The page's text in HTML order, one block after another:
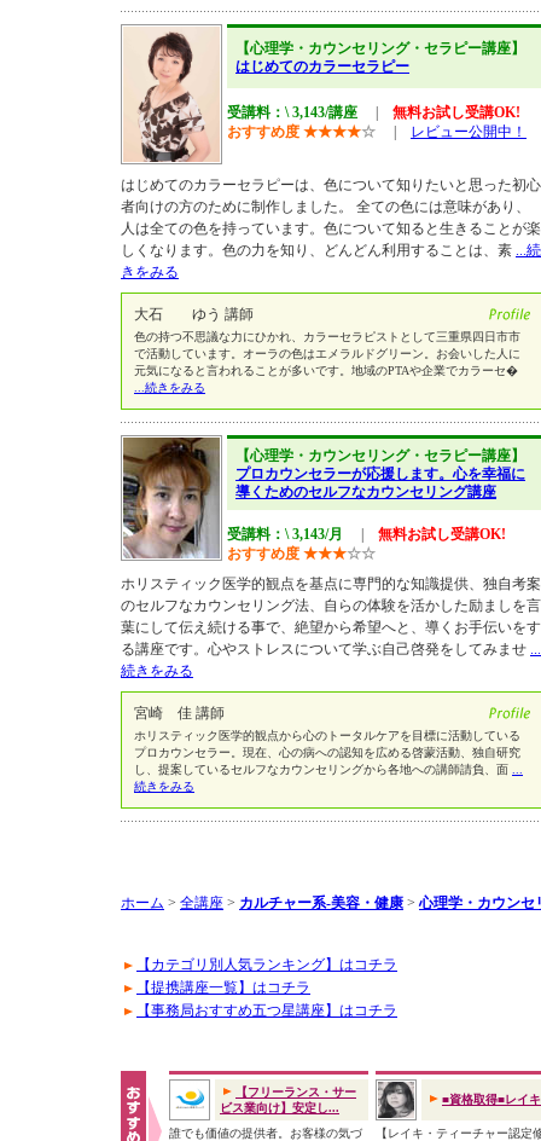
【心理学・カウンセリング・セラピー講座】
はじめてのカラーセラピー
受講料：\ 3,143/講座
無料お試し受講OK!
おすすめ度 ★★★★☆ レビュー公開中！
はじめてのカラーセラピーは、色について知りたいと思った初心
者向けの方のために制作しました。 全ての色には意味があり、
人は全ての色を持っています。色について知ると生きることが楽
しくなります。色の力を知り、どんどん利用することは、素 ...続
きをみる
大石 ゆう 講師
色の持つ不思議な力にひかれ、カラーセラピストとして三重県四日市市
で活動しています。オーラの色はエメラルドグリーン。お会いした人に
元気になると言われることが多いです。地域のPTAや企業でカラーセ�
...続きをみる
【心理学・カウンセリング・セラピー講座】
プロカウンセラーが応援します。心を幸福に
導くためのセルフなカウンセリング講座
受講料：\ 3,143/月
無料お試し受講OK!
おすすめ度 ★★★☆☆
ホリスティック医学的観点を基点に専門的な知識提供、独自考案
のセルフなカウンセリング法、自らの体験を活かした励ましを言
葉にして伝え続ける事で、絶望から希望へと、導くお手伝いをす
る講座です。心やストレスについて学ぶ自己啓発をしてみませ ...
続きをみる
宮崎 佳 講師
ホリスティック医学的観点から心のトータルケアを目標に活動している
プロカウンセラー。現在、心の病への認知を広める啓蒙活動、独自研究
し、提案しているセルフなカウンセリングから各地への講師請負、面
続きをみる
ホーム > 全講座 > カルチャー系-美容・健康 >心理学・カウンセ
【カテゴリ別人気ランキング】はコチラ
【提携講座一覧】はコチラ
【事務局おすすめ五つ星講座】はコチラ
【フリーランス・サー
ビス業向け】安定し...
誰でも価値の提供者。お客様の気づ
■資格取得■レイ
【レイキ・ティーチャー認定